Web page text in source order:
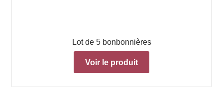
Lot de 5 bonbonnières
Voir le produit